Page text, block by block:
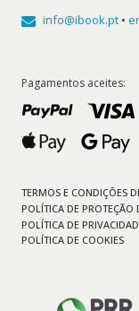
info@ibook.pt •
Pagamentos aceites:
TERMOS E CONDIÇÕES
POLÍTICA DE PROTEÇÃO
POLÍTICA DE
POLÍTICA DE COOKIES